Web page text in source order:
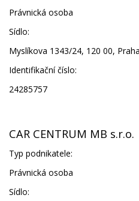
Právnická osoba
Sídlo:
Myslíkova 1343/24, 120 00,
Identifikační číslo:
24285757
CAR CENTRUM MB s.r.o.
Typ podnikatele:
Právnická osoba
Sídlo: